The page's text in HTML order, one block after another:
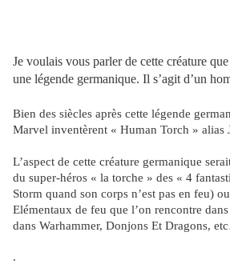
Je voulais vous parler de cette créature
une légende germanique. Il s’agit d’un
Bien des siècles après cette légende
Marvel inventèrent « Human Torch » alias
L’aspect de cette créature germanique
du super-héros « la torche » des « 4
Storm quand son corps n’est pas en feu)
Elémentaux de feu que l’on rencontre
dans Warhammer, Donjons Et Dragons,
.